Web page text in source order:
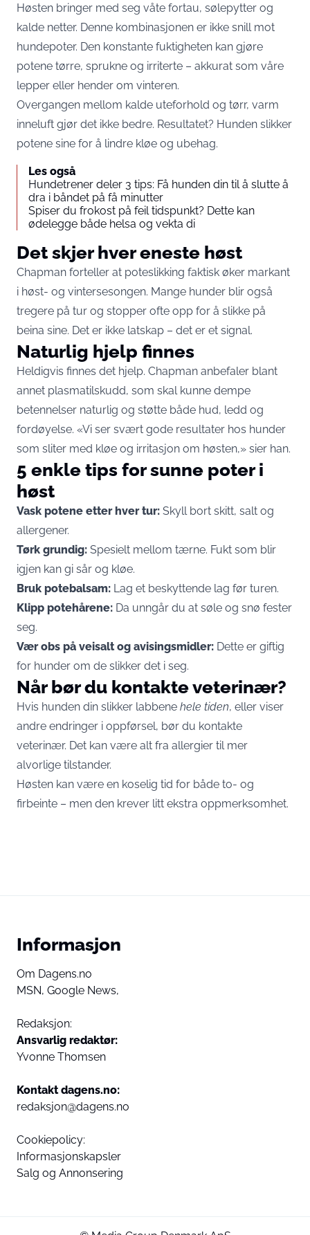
Høsten bringer med seg våte fortau, sølepytter og
kalde netter. Denne kombinasjonen er ikke snill mot
hundepoter. Den konstante fuktigheten kan gjøre
potene tørre, sprukne og irriterte – akkurat som våre
lepper eller hender om vinteren.
Overgangen mellom kalde uteforhold og tørr, varm
inneluft gjør det ikke bedre. Resultatet? Hunden slikker
potene sine for å lindre kløe og ubehag.
Les også
Hundetrener deler 3 tips: Få hunden din til å slutte å
dra i båndet på få minutter
Spiser du frokost på feil tidspunkt? Dette kan
ødelegge både helsa og vekta di
Det skjer hver eneste høst
Chapman forteller at poteslikking faktisk øker markant
i høst- og vintersesongen. Mange hunder blir også
tregere på tur og stopper ofte opp for å slikke på
beina sine. Det er ikke latskap – det er et signal.
Naturlig hjelp finnes
Heldigvis finnes det hjelp. Chapman anbefaler blant
annet plasmatilskudd, som skal kunne dempe
betennelser naturlig og støtte både hud, ledd og
fordøyelse. «Vi ser svært gode resultater hos hunder
som sliter med kløe og irritasjon om høsten,» sier han.
5 enkle tips for sunne poter i
høst
Vask potene etter hver tur: Skyll bort skitt, salt og
allergener.
Tørk grundig: Spesielt mellom tærne. Fukt som blir
igjen kan gi sår og kløe.
Bruk potebalsam: Lag et beskyttende lag før turen.
Klipp potehårene: Da unngår du at søle og snø fester
seg.
Vær obs på veisalt og avisingsmidler: Dette er giftig
for hunder om de slikker det i seg.
Når bør du kontakte veterinær?
Hvis hunden din slikker labbene hele tiden, eller viser
andre endringer i oppførsel, bør du kontakte
veterinær. Det kan være alt fra allergier til mer
alvorlige tilstander.
Høsten kan være en koselig tid for både to- og
firbeinte – men den krever litt ekstra oppmerksomhet.
Informasjon
Om Dagens.no
MSN, Google News,
Redaksjon:
Ansvarlig redaktør:
Yvonne Thomsen
Kontakt dagens.no:
redaksjon@dagens.no
Cookiepolicy:
Informasjonskapsler
Salg og Annonsering